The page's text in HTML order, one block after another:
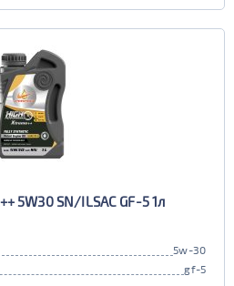
5W30 SN/ILSAC GF-5 1л
5w-30
gf-5